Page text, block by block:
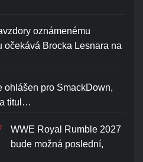
1773-Kč
oznámenému
očekává Brocka Lesnara na
ohlášen pro SmackDown,
titul…
WWE Royal Rumble 2027
bude možná poslední,